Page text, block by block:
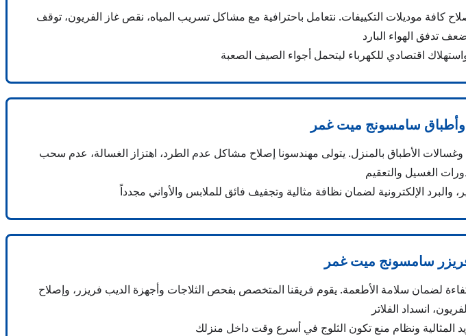
موديلات التكييفات. نتعامل باحترافية مع مشاكل تسريب المياه، نقص غاز الفريون، توقف
سامسونج ميت غمر
الأطباق بالمنزل. يتولى مهندسونا إصلاح مشاكل عدم الطرد، اهتزاز الغسالة، عدم سحب
سامسونج ميت غمر
لضمان سلامة الأطعمة. يقوم فريقنا المتخصص بفحص الثلاجات وأجهزة الديب فريزر، وإصلاح